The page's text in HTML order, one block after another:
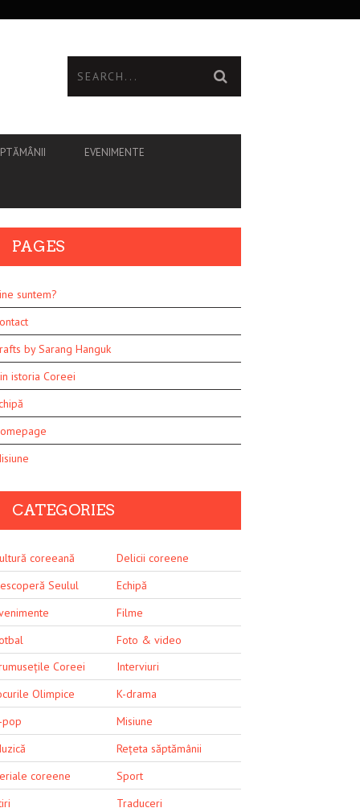
EVENIMENTE
PAGES
suntem?
by Sarang Hanguk
istoria Coreei
CATEGORIES
coreeană
Delicii coreene
Seulul
Echipă
Filme
Foto & video
Coreei
Interviuri
Olimpice
K-drama
pop
Misiune
Rețeta săptămânii
coreene
Sport
Traduceri